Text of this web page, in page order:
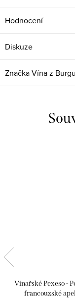
Hodnocení
Diskuze
ZnačkaVína z
Vinařské Pexeso -
francouzské